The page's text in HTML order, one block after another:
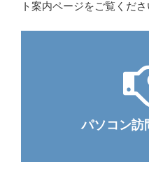
ト案内ページをご覧くださ
パソコン訪